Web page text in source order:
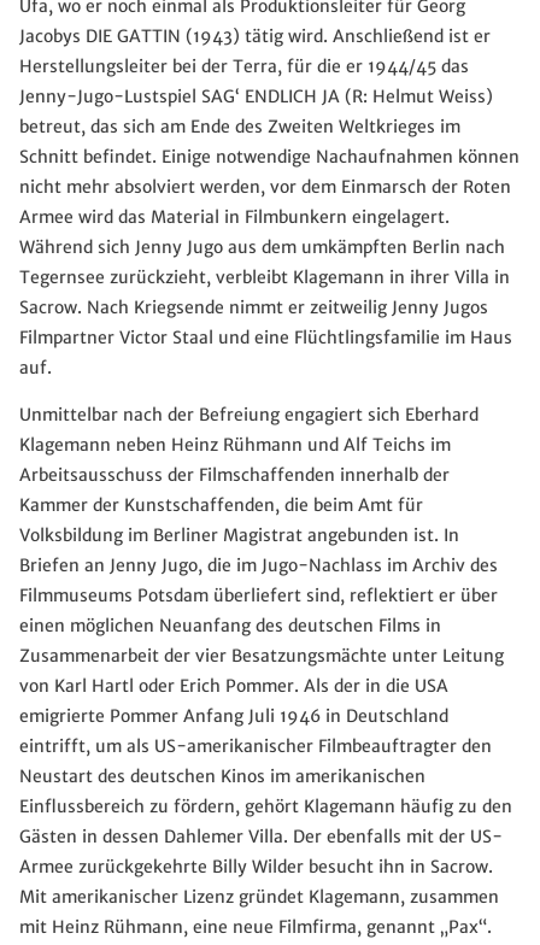
Ufa, wo er noch einmal als Produktionsleiter für Georg
Jacobys DIE GATTIN (1943) tätig wird. Anschließend ist er
Herstellungsleiter bei der Terra, für die er 1944/45 das
Jenny-Jugo-Lustspiel SAG‘ ENDLICH JA (R: Helmut Weiss)
betreut, das sich am Ende des Zweiten Weltkrieges im
Schnitt befindet. Einige notwendige Nachaufnahmen können
nicht mehr absolviert werden, vor dem Einmarsch der Roten
Armee wird das Material in Filmbunkern eingelagert.
Während sich Jenny Jugo aus dem umkämpften Berlin nach
Tegernsee zurückzieht, verbleibt Klagemann in ihrer Villa in
Sacrow. Nach Kriegsende nimmt er zeitweilig Jenny Jugos
Filmpartner Victor Staal und eine Flüchtlingsfamilie im Haus
auf.
Unmittelbar nach der Befreiung engagiert sich Eberhard
Klagemann neben Heinz Rühmann und Alf Teichs im
Arbeitsausschuss der Filmschaffenden innerhalb der
Kammer der Kunstschaffenden, die beim Amt für
Volksbildung im Berliner Magistrat angebunden ist. In
Briefen an Jenny Jugo, die im Jugo-Nachlass im Archiv des
Filmmuseums Potsdam überliefert sind, reflektiert er über
einen möglichen Neuanfang des deutschen Films in
Zusammenarbeit der vier Besatzungsmächte unter Leitung
von Karl Hartl oder Erich Pommer. Als der in die USA
emigrierte Pommer Anfang Juli 1946 in Deutschland
eintrifft, um als US-amerikanischer Filmbeauftragter den
Neustart des deutschen Kinos im amerikanischen
Einflussbereich zu fördern, gehört Klagemann häufig zu den
Gästen in dessen Dahlemer Villa. Der ebenfalls mit der US-
Armee zurückgekehrte Billy Wilder besucht ihn in Sacrow.
Mit amerikanischer Lizenz gründet Klagemann, zusammen
mit Heinz Rühmann, eine neue Filmfirma, genannt „Pax“.